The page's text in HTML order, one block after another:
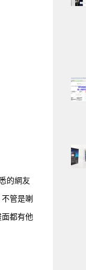
的網友
管是喇
面都有他